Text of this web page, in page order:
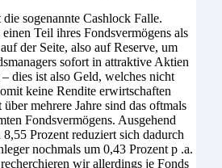
sogenannte Cashlock Falle.
Teil ihres Fondsvermögens als
der Seite, also auf Reserve, um
sofort in attraktive Aktien
dies ist also Geld, welches nicht
keine Rendite erwirtschaften
mehrere Jahre sind das oftmals
Fondsvermögens. Ausgehend
Prozent reduziert sich dadurch
nochmals um 0,43 Prozent p .a.
wir allerdings je Fonds